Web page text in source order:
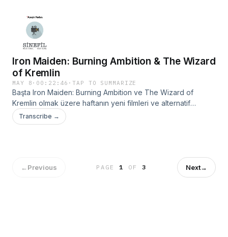
Iron Maiden: Burning Ambition & The Wizard
of Kremlin
MAY 8 · 00:22:46 ·TAP TO SUMMARIZE
Başta Iron Maiden: Burning Ambition ve The Wizard of
Kremlin olmak üzere haftanın yeni filmleri ve alternatif
gösterim programlarını konuşurken; ayrıca bu hafta tekmili
birden gösterime giren Quentin Tarantino’nun Kill Bill: The
Transcribe →
←Previous PAGE1 OF 3 Next→